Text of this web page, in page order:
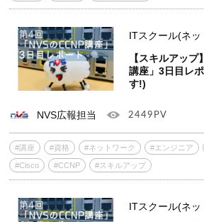
ITスクール(ネ
【スキルアッ
講座」3日目レ
す!)
NVS広報担当 2449PV
#講座 #資格 #ネットワーク #エンジニア
#Cisco #CCNP #スキルアップ
ITスクール(ネ